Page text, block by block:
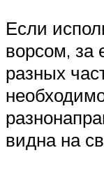
Если
ворсом, за
разных
видна на